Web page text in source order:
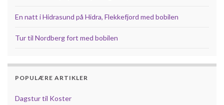
En natt i Hidrasund på Hidra, Flekkefjord med bobilen
Tur til Nordberg fort med bobilen
POPULÆRE ARTIKLER
Dagstur til Koster